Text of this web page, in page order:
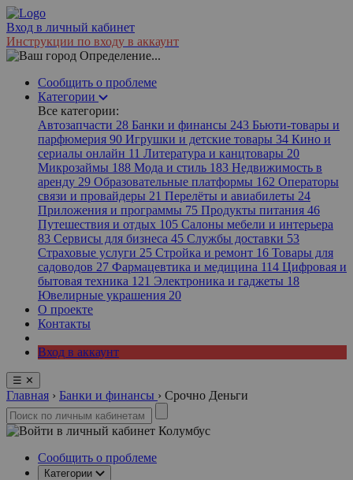
Вход в личный кабинет
Инструкции по входу в аккаунт
Определение...
Сообщить о проблеме
Категории
Все категории:
Автозапчасти 28 Банки и финансы 243 Бьюти-товары и
парфюмерия 90 Игрушки и детские товары 34 Кино и
сериалы онлайн 11 Литература и канцтовары 20
Микрозаймы 188 Мода и стиль 183 Недвижимость в
аренду 29 Образовательные платформы 162 Операторы
связи и провайдеры 21 Перелёты и авиабилеты 24
Приложения и программы 75 Продукты питания 46
Путешествия и отдых 105 Салоны мебели и интерьера
83 Сервисы для бизнеса 45 Службы доставки 53
Страховые услуги 25 Стройка и ремонт 16 Товары для
садоводов 27 Фармацевтика и медицина 114 Цифровая и
бытовая техника 121 Электроника и гаджеты 18
Ювелирные украшения 20
О проекте
Контакты
Вход в аккаунт
☰ ✕
Главная › Банки и финансы › Срочно Деньги
Колумбус
Сообщить о проблеме
Категории